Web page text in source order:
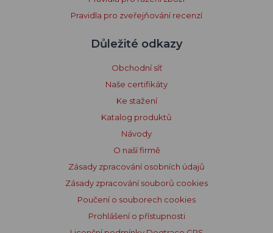
Pravidla pro zveřejňování recenzí
Důležité odkazy
Obchodní síť
Naše certifikáty
Ke stažení
Katalog produktů
Návody
O naší firmě
Zásady zpracování osobních údajů
Zásady zpracování souborů cookies
Poučení o souborech cookies
Prohlášení o přístupnosti